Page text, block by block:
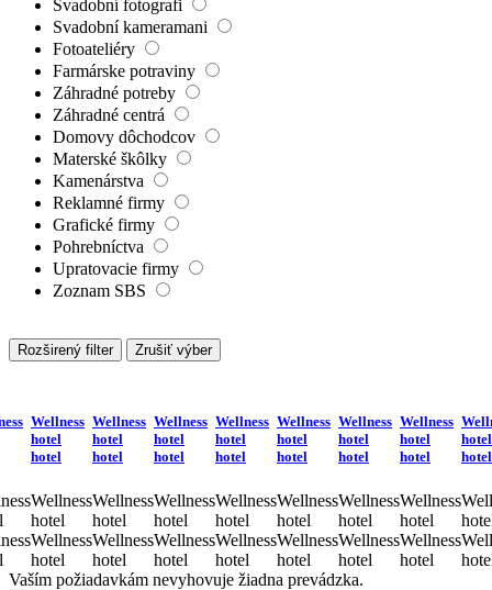
Svadobní fotografi
Svadobní kameramani
Fotoateliéry
Farmárske potraviny
Záhradné potreby
Záhradné centrá
Domovy dôchodcov
Materské škôlky
Kamenárstva
Reklamné firmy
Grafické firmy
Pohrebníctva
Upratovacie firmy
Zoznam SBS
Rozširený filter Zrušiť výber
Wellness
hotel
hotel
Wellness
hotel
Wellness
hotel
Wellness
hotel
hotel
Wellness
hotel
Wellness
hotel
Wellness
hotel
hotel
Wellness
hotel
Wellness
hotel
Wellness
hotel
hotel
Wellness
hotel
Wellness
hotel
Wellness
hotel
hotel
Wellness
hotel
Wellness
hotel
Wellness
hotel
hotel
Wellness
hotel
Wellness
hotel
Wellness
hotel
hotel
Wellness
hotel
Wellness
hotel
hotel
hotel
Vaším požiadavkám nevyhovuje žiadna prevádzka.